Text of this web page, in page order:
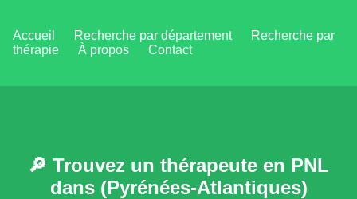
Accueil Recherche par département
Recherche par
thérapie
À propos Contact
🔎 Trouvez un thérapeute en PNL
dans (Pyrénées-Atlantiques)